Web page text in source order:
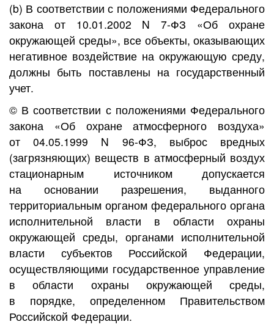
(b) В соответствии с положениями Федерального
закона от 10.01.2002 N 7-ФЗ «Об охране
окружающей среды», все объекты, оказывающих
негативное воздействие на окружающую среду,
должны быть поставлены на государственный
учет.
© В соответствии с положениями Федерального
закона «Об охране атмосферного воздуха»
от 04.05.1999 N 96-ФЗ, выброс вредных
(загрязняющих) веществ в атмосферный воздух
стационарным источником допускается
на основании разрешения, выданного
территориальным органом федерального органа
исполнительной власти в области охраны
окружающей среды, органами исполнительной
власти субъектов Российской Федерации,
осуществляющими государственное управление
в области охраны окружающей среды,
в порядке, определенном Правительством
Российской Федерации.